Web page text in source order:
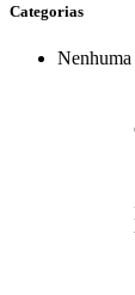
Categorias
Nenhuma